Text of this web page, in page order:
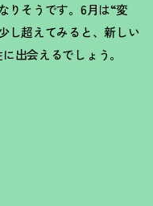
りそうです。 6月は“変
し超えてみると、新しい
出会えるでしょう。